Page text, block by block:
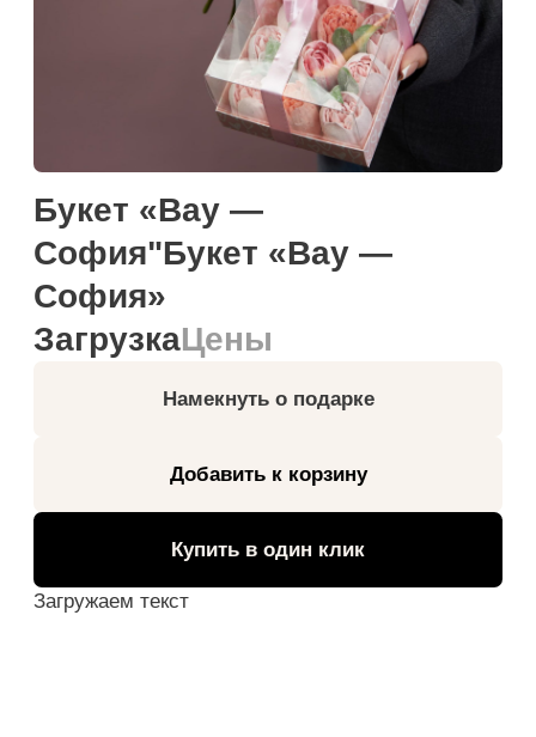
Намекнуть о подарке
Добавить к корзину
Загружаем текст